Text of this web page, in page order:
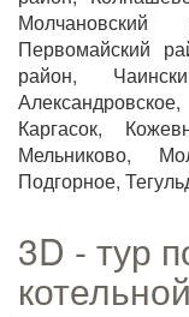
Первомайский
район,
Каргасок,
Мельниково,
Подгорное,
3D - тур
котельной